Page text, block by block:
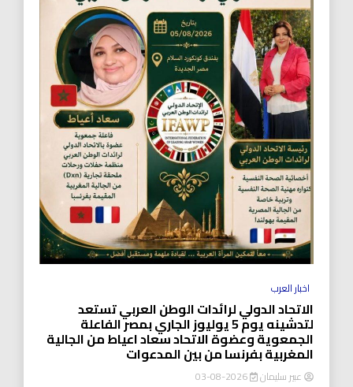
اخبار العرب
الاتحاد الدولي لرائدات الوطن العربي تستعد
لتدشينه يوم 5 يوليوز الجاري بمصر الفاعلة
الجمعوية وعضوة الاتحاد سعاد اعياط من الجالية
المغربية بفرنسا من بين المدعوات
عبير سليمان 2026-08-03